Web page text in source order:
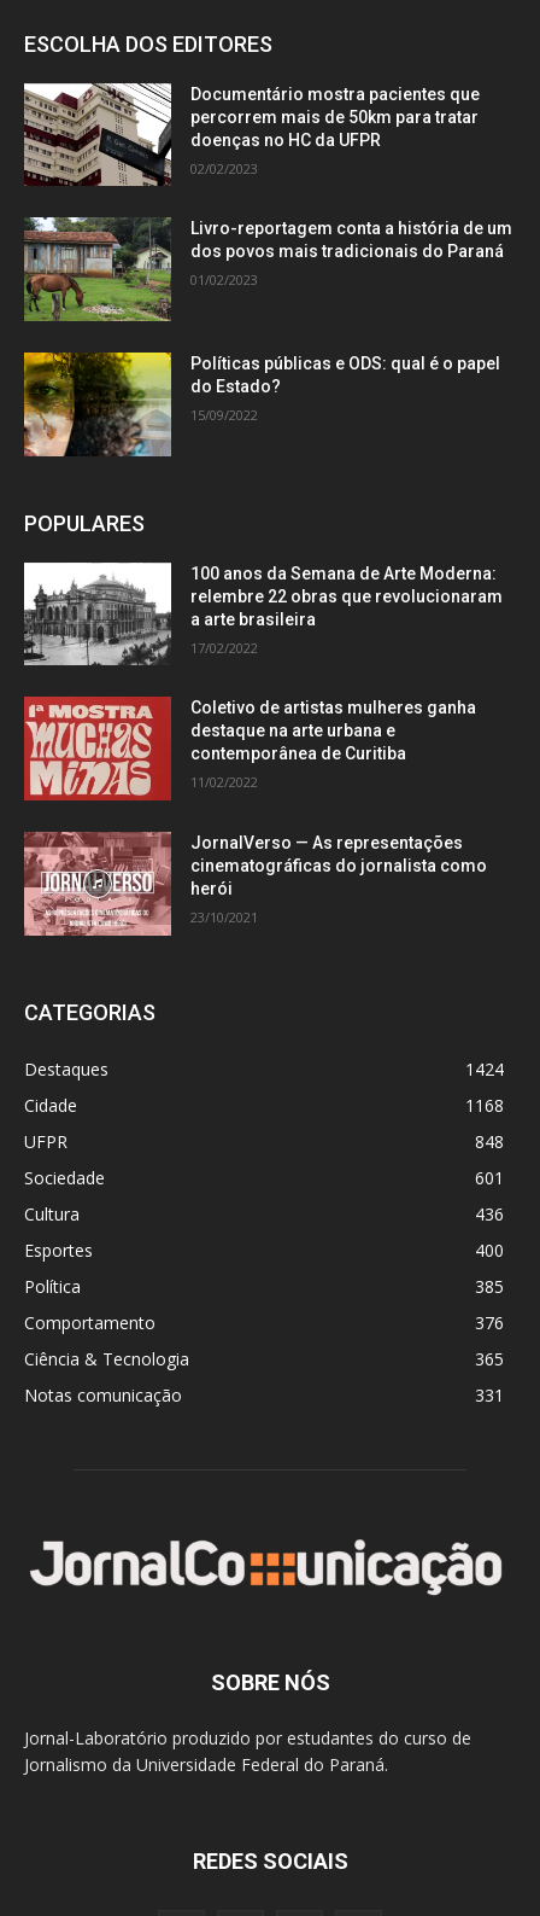
ESCOLHA DOS EDITORES
Documentário mostra pacientes que
percorrem mais de 50km para tratar
doenças no HC da UFPR
02/02/2023
Livro-reportagem conta a história de um
dos povos mais tradicionais do Paraná
01/02/2023
Políticas públicas e ODS: qual é o papel
do Estado?
15/09/2022
POPULARES
100 anos da Semana de Arte Moderna:
relembre 22 obras que revolucionaram
a arte brasileira
17/02/2022
Coletivo de artistas mulheres ganha
destaque na arte urbana e
contemporânea de Curitiba
11/02/2022
JornalVerso — As representações
cinematográficas do jornalista como
herói
23/10/2021
CATEGORIAS
Destaques
1424
Cidade
1168
UFPR
848
Sociedade
601
Cultura
436
Esportes
400
Política
385
Comportamento
376
Ciência & Tecnologia
365
Notas comunicação
331
SOBRE NÓS
Jornal-Laboratório produzido por estudantes do curso de
Jornalismo da Universidade Federal do Paraná.
REDES SOCIAIS